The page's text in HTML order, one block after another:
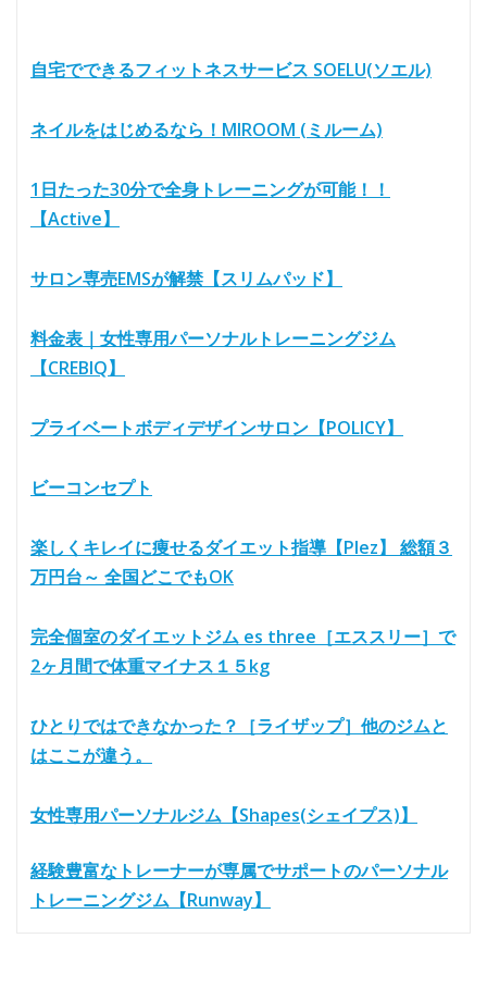
自宅でできるフィットネスサービス SOELU(ソエル)
ネイルをはじめるなら！MIROOM (ミルーム)
1日たった30分で全身トレーニングが可能！！
【Active】
サロン専売EMSが解禁【スリムパッド】
料金表｜女性専用パーソナルトレーニングジム
【CREBIQ】
プライベートボディデザインサロン【POLICY】
ビーコンセプト
楽しくキレイに痩せるダイエット指導【Plez】 総額３
万円台～ 全国どこでもOK
完全個室のダイエットジム es three［エススリー］で
2ヶ月間で体重マイナス１５kg
ひとりではできなかった？［ライザップ］他のジムと
はここが違う。
女性専用パーソナルジム【Shapes(シェイプス)】
経験豊富なトレーナーが専属でサポートのパーソナル
トレーニングジム【Runway】